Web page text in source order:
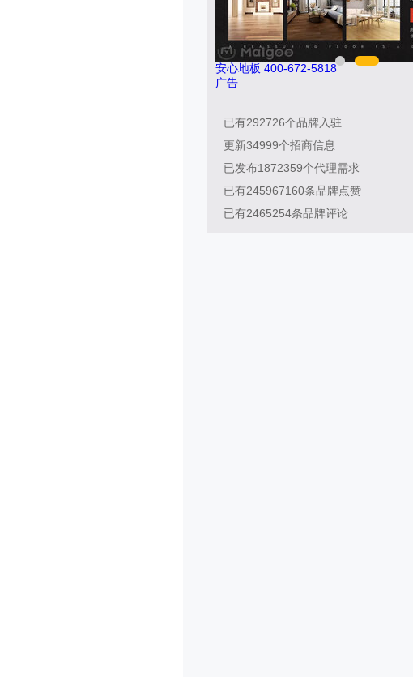
安心地板 400-672-5818
广告
已有292726个品牌入驻
更新34999个招商信息
已发布1872359个代理需求
已有245967160条品牌点赞
已有2465254条品牌评论